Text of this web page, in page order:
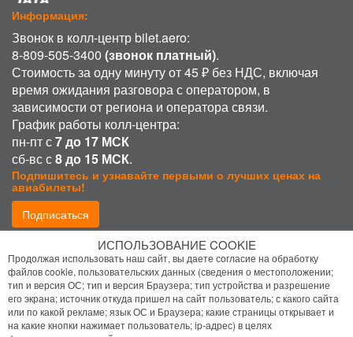
Информация:
Звонок в колл-центр bilet.aero:
8-809-505-3400 (звонок платный).
Стоимость за одну минуту от 45 ₽ без НДС, включая
время ожидания разговора с оператором, в
зависимости от региона и оператора связи.
График работы колл-центра:
пн-пт с7 до 17 МСК
сб-вс с8 до 15 МСК.
Подпишитесь и узнавайте первыми о лучших ценах на
авиабилеты!
Подписаться
Присоединиться:
ИСПОЛЬЗОВАНИЕ COOKIE
Продолжая использовать наш сайт, вы даете согласие на обработку
файлов cookie, пользовательских данных (сведения о местоположении;
тип и версия ОС; тип и версия Браузера; тип устройства и разрешение
его экрана; источник откуда пришел на сайт пользователь; с какого сайта
или по какой рекламе; язык ОС и Браузера; какие страницы открывает и
на какие кнопки нажимает пользователь; ip-адрес) в целях